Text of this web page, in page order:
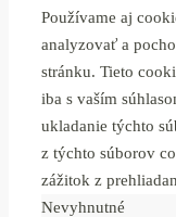
Používame aj
analyzovať a
stránku. Tieto
iba s vaším
ukladanie týchto
z týchto súborov
zážitok z
Nevyhnutné